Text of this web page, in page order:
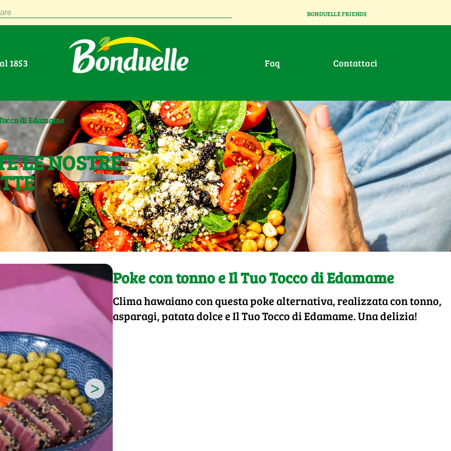
BONDUELLE FRIENDS
Dal 1853 faq contattaci
di Edamame
LE NOSTRE
>
Poke con tonno e Il Tuo Tocco di Edamame
Clima hawaiano con questa poke alternativa, realizzata con tonno,
asparagi, patata dolce e Il Tuo Tocco di Edamame. Una delizia!